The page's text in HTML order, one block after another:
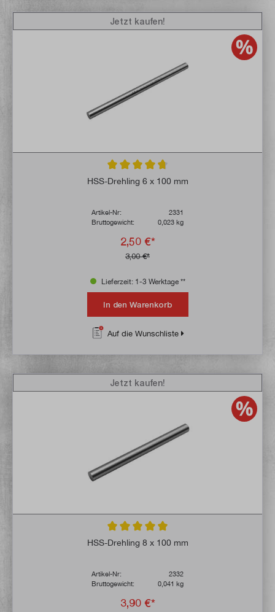
Durchschnittliche Bewertung von 4.7 von
HSS-Drehling 6 x 100 mm
Artikel-Nr:
2331
Bruttogewicht:
0,023 kg
2,50 €*
3,00 €*
Jetzt kaufen!
Lieferzeit: 1-3 Werktage **
In den Warenkorb
Auf die Wunschliste
Durchschnittliche Bewertung von 5 von 5
HSS-Drehling 8 x 100 mm
Artikel-Nr:
2332
Bruttogewicht:
0,041 kg
3,90 €*
Jetzt kaufen!